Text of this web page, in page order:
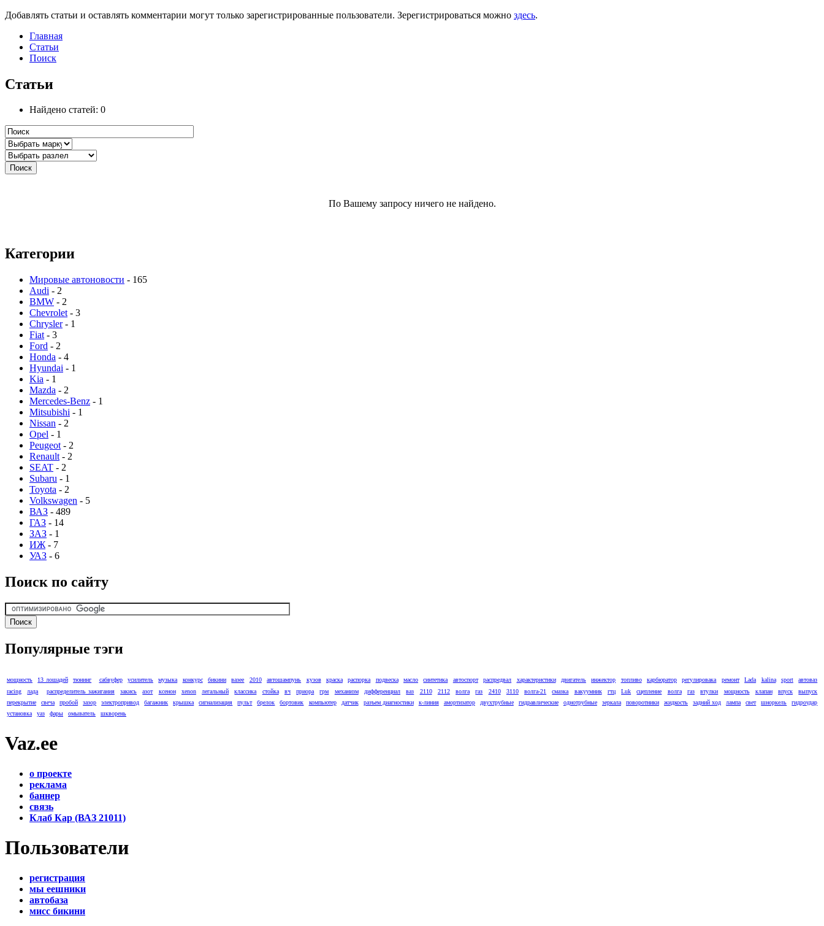
Добавлять статьи и оставлять комментарии могут только зарегистрированные пользователи. Зерегистрироваться можно здесь.
Главная
Статьи
Поиск
Статьи
Найдено статей: 0
По Вашему запросу ничего не найдено.
Категории
Мировые автоновости - 165
Audi - 2
BMW - 2
Chevrolet - 3
Chrysler- 1
Fiat - 3
Ford - 2
Honda - 4
Hyundai - 1
Kia - 1
Mazda - 2
Mercedes-Benz - 1
Mitsubishi - 1
Nissan - 2
Opel - 1
Peugeot - 2
Renault - 2
SEAT - 2
Subaru - 1
Toyota - 2
Volkswagen - 5
ВАЗ - 489
ГАЗ - 14
ЗАЗ - 1
ИЖ - 7
УАЗ - 6
Поиск по сайту
Популярные тэги
мощность 13 лошадей тюнинг сабвуфер усилитель музыка конкурс бикини вазее 2010 автошампунь кузов краска распорка подвеска масло синтетика автоспорт распредвал характеристики двигатель инжектор топливо карбюратор регулировака ремонт Lada kalina sport
автоваз
racing
лада распределитель зажигания закись азот ксенон xenon легальный классика стойка вч приора грм механизм дифференциал ваз 2110 2112 волга газ 2410 3110 волга-21 смазка вакуумник гтц Luk сцепление волга газ втулки мощность клапан впуск
выпуск
перекрытие
свеча пробой зазор электропривод багажник крышка сигнализация пульт брелок бортовик компьютер датчик разъем диагностики к-линия амортизатор двухтрубные гидравлические однотрубные зеркала поворотники жидкость задний ход лампа свет шноркель
гидроудар
установка
уаз фары омыватель шкворень
Vaz.ee
о проекте
реклама
баннер
связь
Клаб Кар (ВАЗ 21011)
Пользователи
регистрация
мы еешники
автобаза
мисс бикини